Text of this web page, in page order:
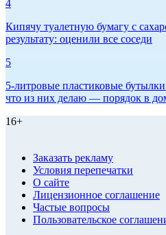
4
Кипячу туалетную бумагу с
результату: оценили все соседи
5
5-литровые пластиковые
что из них делаю — порядок в
16+
Заказать рекламу
Условия перепечатки
О сайте
Лицензионное соглашение
Частые вопросы
Пользовательское